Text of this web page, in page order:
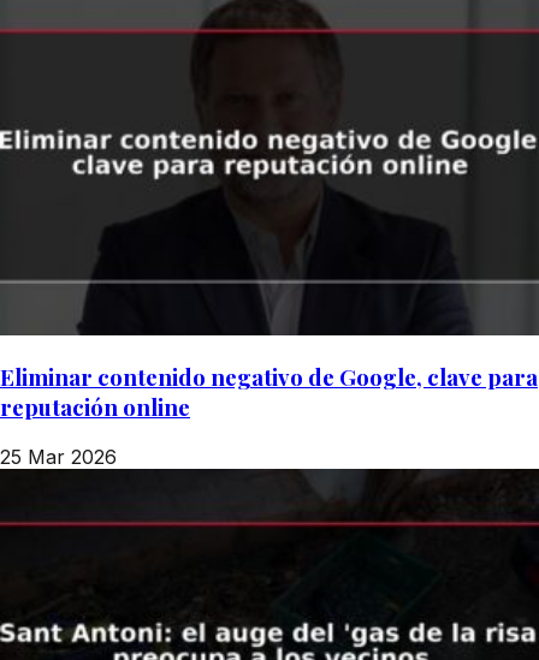
Eliminar contenido negativo de Google, clave para
reputación online
25 Mar 2026